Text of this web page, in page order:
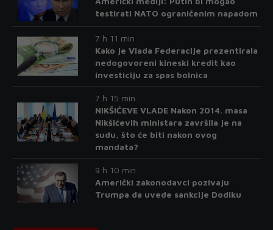
testirati NATO ograničenim napadom
7 h 11 min
Kako je Vlada Federacije prezentirala
nedogovoreni kineski kredit kao
investiciju za spas bolnica
7 h 15 min
NIKŠIĆEVE VLADE Nakon 2014. masa
Nikšićevih ministara završila je na
sudu, što će biti nakon ovog
mandata?
9 h 10 min
Američki zakonodavci pozivaju
Trumpa da uvede sankcije Dodiku